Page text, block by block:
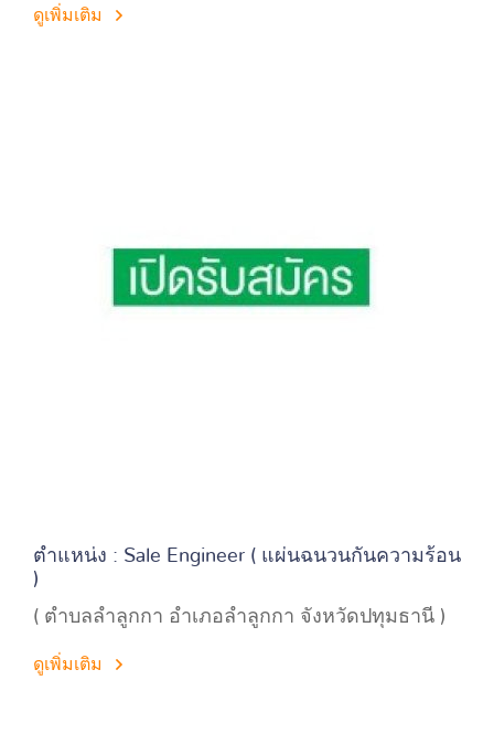
ดูเพิ่มเติม
ตำแหน่ง : Sale Engineer ( แผ่นฉนวนกันความร้อน
)
( ตำบลลำลูกกา อำเภอลำลูกกา จังหวัดปทุมธานี )
ดูเพิ่มเติม